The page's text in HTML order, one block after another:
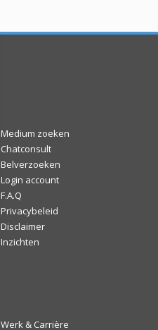
Medium zoeken
Chatconsult
Belverzoeken
Login account
F.A.Q
Privacybeleid
Disclaimer
Inzichten
Werk & Carrière